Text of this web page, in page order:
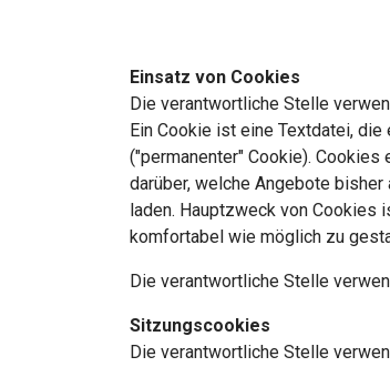
Einsatz von Cookies
Die verantwortliche Stelle
Ein Cookie ist eine Textdatei,
("permanenter" Cookie).
darüber, welche Angebote
laden. Hauptzweck von Cookies
komfortabel wie möglich zu
Die verantwortliche Stelle
Sitzungscookies
Die verantwortliche Stelle